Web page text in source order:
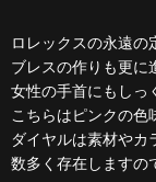
ロレックスの永遠の
ブレスの作りも更に
女性の手首にもしっ
こちらはピンクの色
ダイヤルは素材やカ
数多く存在しますの